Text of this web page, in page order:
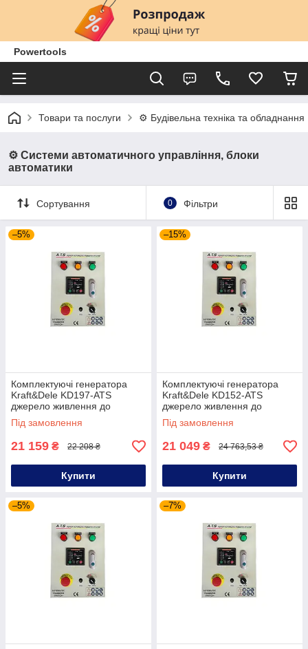
Powertools
Товари та послуги ⚙️ Будівельна техніка та обладнання
⚙️ Системи автоматичного управління, блоки
автоматики
Сортування 0 Фільтри
–5%
Комплектуючі генератора
Kraft&Dele KD197-ATS
джерело живлення до
генератора
Під замовлення
21 159 ₴ 22 208 ₴
Купити
–15%
Комплектуючі генератора
Kraft&Dele KD152-ATS
джерело живлення до
генератора
Під замовлення
21 049 ₴ 24 763,53 ₴
Купити
–5% –7%